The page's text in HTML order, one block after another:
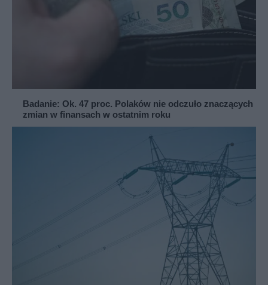
Badanie: Ok. 47 proc. Polaków nie odczuło znaczących
zmian w finansach w ostatnim roku